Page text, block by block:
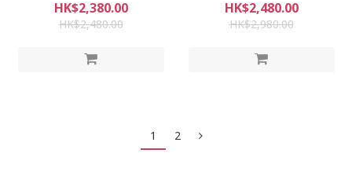
HK$2,380.00
HK$2,480.00
HK$2,480.00
HK$2,980.00
1 2